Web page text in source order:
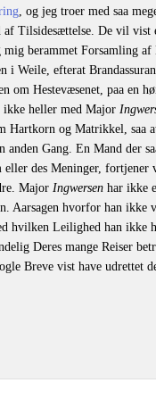
, og jeg troer med saa
Tilsidesættelse. De vil vist
mig berammet Forsamling af
i Weile, efterat
om Hestevæsenet, paa en
ikke heller med Major
Hartkorn og Matrikkel, saa
Gang. En Mand der
des Meninger, fortjener
Major Ingwersen har ikke
Aarsagen hvorfor han ikke
hvilken Leilighed han ikke
Deres mange Reiser
Breve vist have udrettet